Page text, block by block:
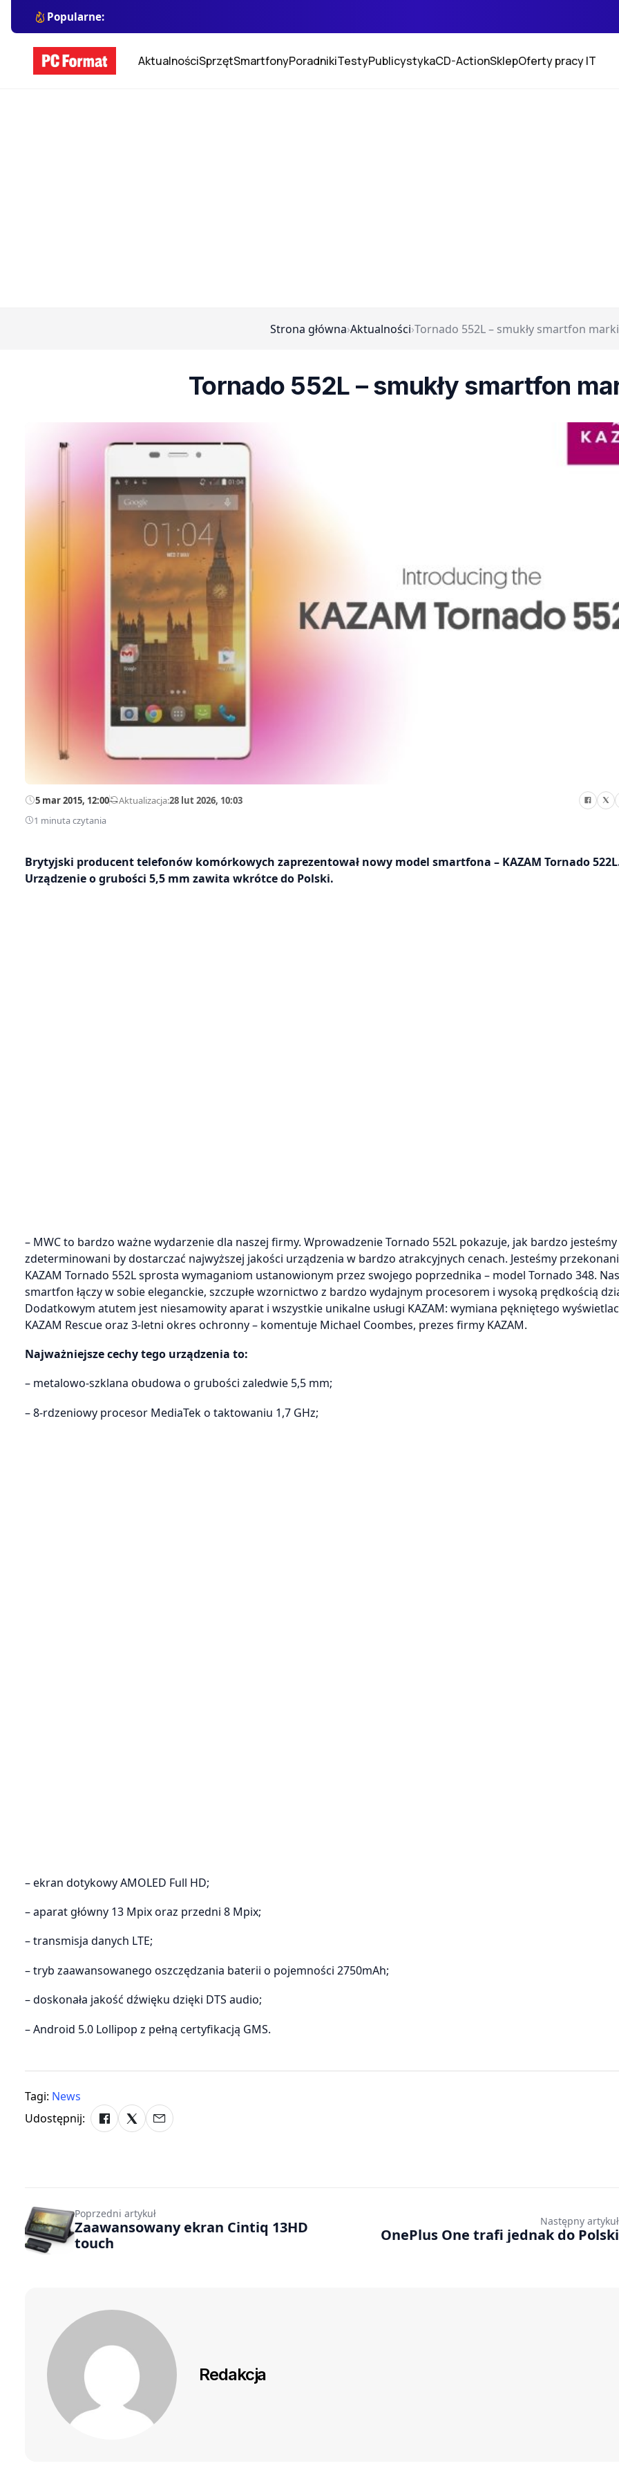
Popularne:
AktualnościSprzętSmartfonyPoradnikiTestyPublicystykaCD-ActionSklepOferty pracy IT
Strona główna›Aktualności›Tornado 552L – smukły smartfon
Tornado 552L – smukły smartfon
5 mar 2015, 12:00—Aktualizacja:28 lut 2026, 10:03
1 minuta czytania
Brytyjski producent telefonów komórkowych zaprezentował nowy model smartfona – KAZAM Tornado
Urządzenie o grubości 5,5 mm zawita wkrótce do Polski.
– MWC to bardzo ważne wydarzenie dla naszej firmy. Wprowadzenie Tornado 552L pokazuje, jak bardzo jesteśmy
zdeterminowani by dostarczać najwyższej jakości urządzenia w bardzo atrakcyjnych cenach. Jesteśmy
KAZAM Tornado 552L sprosta wymaganiom ustanowionym przez swojego poprzednika – model Tornado 348.
smartfon łączy w sobie eleganckie, szczupłe wzornictwo z bardzo wydajnym procesorem i wysoką prędkością
Dodatkowym atutem jest niesamowity aparat i wszystkie unikalne usługi KAZAM: wymiana pękniętego
KAZAM Rescue oraz 3-letni okres ochronny – komentuje Michael Coombes, prezes firmy KAZAM.
Najważniejsze cechy tego urządzenia to:
– metalowo-szklana obudowa o grubości zaledwie 5,5 mm;
– 8-rdzeniowy procesor MediaTek o taktowaniu 1,7 GHz;
– ekran dotykowy AMOLED Full HD;
– aparat główny 13 Mpix oraz przedni 8 Mpix;
– transmisja danych LTE;
– tryb zaawansowanego oszczędzania baterii o pojemności 2750mAh;
– doskonała jakość dźwięku dzięki DTS audio;
– Android 5.0 Lollipop z pełną certyfikacją GMS.
Tagi: News
Udostępnij:
Poprzedni artykuł
Zaawansowany ekran Cintiq 13HD
touch
Następny artykuł
OnePlus One trafi jednak do Polski
Redakcja